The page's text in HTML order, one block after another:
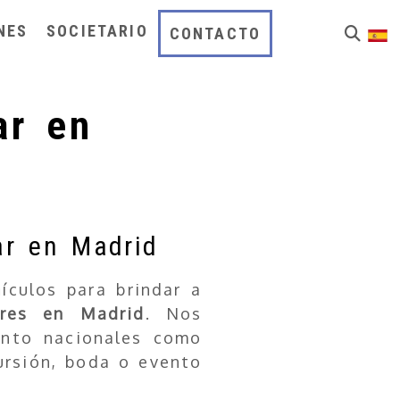
SOCIETARIO CONTACTO
en
en Madrid
para brindar a
en Madrid. Nos
nacionales como
boda o evento